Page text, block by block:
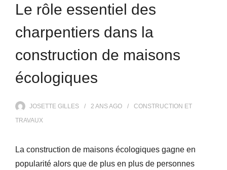
Le rôle essentiel des
charpentiers dans la
construction de maisons
écologiques
JOSETTE GILLES 2 ANSAGO
CONSTRUCTION ET
TRAVAUX
La construction de maisons écologiques gagne en
popularité alors que de plus en plus de personnes